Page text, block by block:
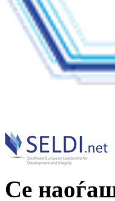
Се